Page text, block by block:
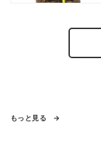
もっと見る